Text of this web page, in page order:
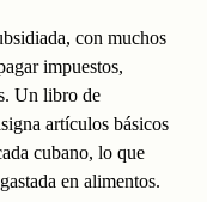
con muchos
impuestos,
Un libro de
artículos básicos
cubano, lo que
en alimentos.